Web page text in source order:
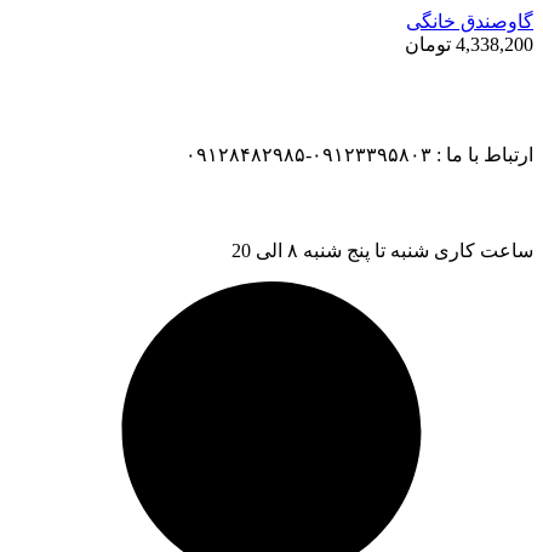
گاوصندق خانگی
4,338,200 تومان
ارتباط با ما : ۰۹۱۲۳۳۹۵۸۰۳-۰۹۱۲۸۴۸۲۹۸۵
ساعت کاری شنبه تا پنج شنبه ۸ الی 20